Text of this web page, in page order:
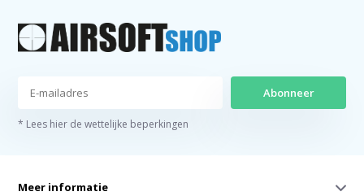
Abonneer
* Lees hier de wettelijke beperkingen
Meer informatie